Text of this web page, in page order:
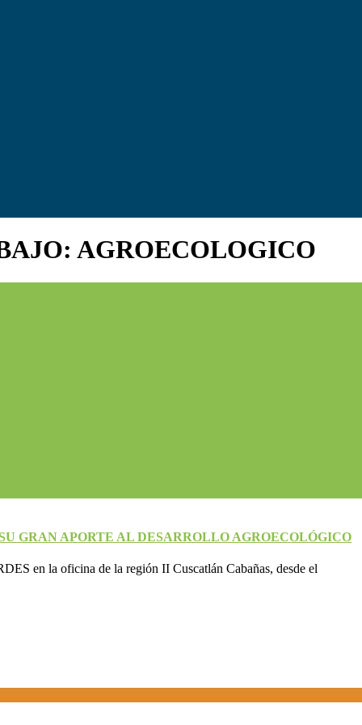
AGROECOLOGICO
GRAN APORTE AL DESARROLLO AGROECOLÓGICO
en la oficina de la región II Cuscatlán Cabañas, desde el